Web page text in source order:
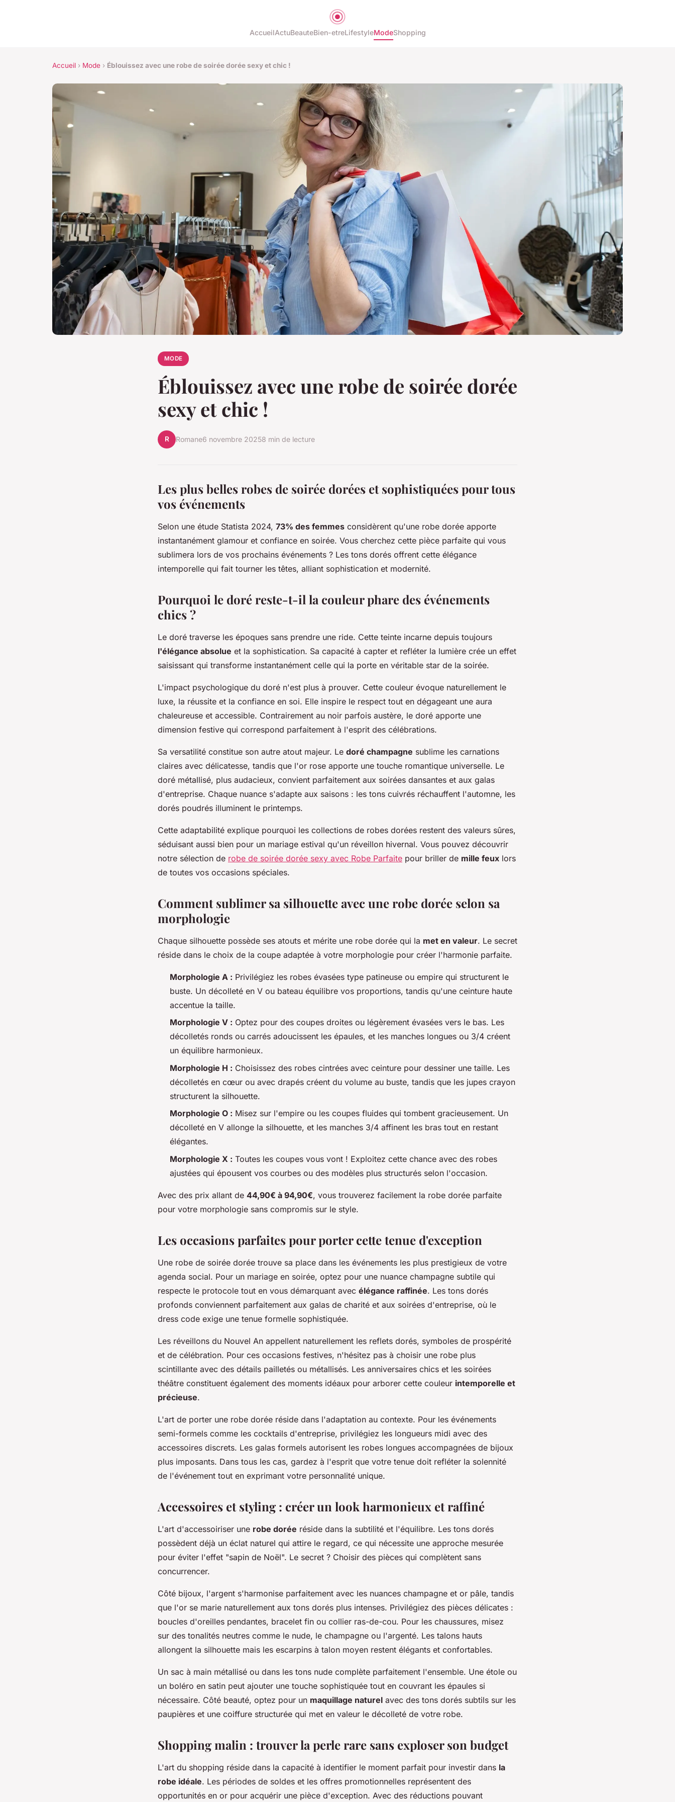
AccueilActuBeauteBien-etreLifestyleModeShopping
Accueil › Mode › Éblouissez avec une robe de soirée dorée sexy et chic !
MODE
Éblouissez avec une robe de soirée dorée
sexy et chic !
R Romane6 novembre 20258 min de lecture
Les plus belles robes de soirée dorées et sophistiquées pour tous
vos événements
Selon une étude Statista 2024, 73% des femmes considèrent qu'une robe dorée apporte
instantanément glamour et confiance en soirée. Vous cherchez cette pièce parfaite qui vous
sublimera lors de vos prochains événements ? Les tons dorés offrent cette élégance
intemporelle qui fait tourner les têtes, alliant sophistication et modernité.
Pourquoi le doré reste-t-il la couleur phare des événements
chics ?
Le doré traverse les époques sans prendre une ride. Cette teinte incarne depuis toujours
l'élégance absolue et la sophistication. Sa capacité à capter et refléter la lumière crée un effet
saisissant qui transforme instantanément celle qui la porte en véritable star de la soirée.
L'impact psychologique du doré n'est plus à prouver. Cette couleur évoque naturellement le
luxe, la réussite et la confiance en soi. Elle inspire le respect tout en dégageant une aura
chaleureuse et accessible. Contrairement au noir parfois austère, le doré apporte une
dimension festive qui correspond parfaitement à l'esprit des célébrations.
Sa versatilité constitue son autre atout majeur. Le doré champagne sublime les carnations
claires avec délicatesse, tandis que l'or rose apporte une touche romantique universelle. Le
doré métallisé, plus audacieux, convient parfaitement aux soirées dansantes et aux galas
d'entreprise. Chaque nuance s'adapte aux saisons : les tons cuivrés réchauffent l'automne, les
dorés poudrés illuminent le printemps.
Cette adaptabilité explique pourquoi les collections de robes dorées restent des valeurs sûres,
séduisant aussi bien pour un mariage estival qu'un réveillon hivernal. Vous pouvez découvrir
notre sélection de robe de soirée dorée sexy avec Robe Parfaite pour briller de mille feux lors
de toutes vos occasions spéciales.
Comment sublimer sa silhouette avec une robe dorée selon sa
morphologie
Chaque silhouette possède ses atouts et mérite une robe dorée qui la met en valeur. Le secret
réside dans le choix de la coupe adaptée à votre morphologie pour créer l'harmonie parfaite.
Morphologie A : Privilégiez les robes évasées type patineuse ou empire qui structurent le
buste. Un décolleté en V ou bateau équilibre vos proportions, tandis qu'une ceinture haute
accentue la taille.
Morphologie V : Optez pour des coupes droites ou légèrement évasées vers le bas. Les
décolletés ronds ou carrés adoucissent les épaules, et les manches longues ou 3/4 créent
un équilibre harmonieux.
Morphologie H : Choisissez des robes cintrées avec ceinture pour dessiner une taille. Les
décolletés en cœur ou avec drapés créent du volume au buste, tandis que les jupes crayon
structurent la silhouette.
Morphologie O : Misez sur l'empire ou les coupes fluides qui tombent gracieusement. Un
décolleté en V allonge la silhouette, et les manches 3/4 affinent les bras tout en restant
élégantes.
Morphologie X : Toutes les coupes vous vont ! Exploitez cette chance avec des robes
ajustées qui épousent vos courbes ou des modèles plus structurés selon l'occasion.
Avec des prix allant de 44,90€ à 94,90€, vous trouverez facilement la robe dorée parfaite
pour votre morphologie sans compromis sur le style.
Les occasions parfaites pour porter cette tenue d'exception
Une robe de soirée dorée trouve sa place dans les événements les plus prestigieux de votre
agenda social. Pour un mariage en soirée, optez pour une nuance champagne subtile qui
respecte le protocole tout en vous démarquant avec élégance raffinée. Les tons dorés
profonds conviennent parfaitement aux galas de charité et aux soirées d'entreprise, où le
dress code exige une tenue formelle sophistiquée.
Les réveillons du Nouvel An appellent naturellement les reflets dorés, symboles de prospérité
et de célébration. Pour ces occasions festives, n'hésitez pas à choisir une robe plus
scintillante avec des détails pailletés ou métallisés. Les anniversaires chics et les soirées
théâtre constituent également des moments idéaux pour arborer cette couleur intemporelle et
précieuse.
L'art de porter une robe dorée réside dans l'adaptation au contexte. Pour les événements
semi-formels comme les cocktails d'entreprise, privilégiez les longueurs midi avec des
accessoires discrets. Les galas formels autorisent les robes longues accompagnées de bijoux
plus imposants. Dans tous les cas, gardez à l'esprit que votre tenue doit refléter la solennité
de l'événement tout en exprimant votre personnalité unique.
Accessoires et styling : créer un look harmonieux et raffiné
L'art d'accessoiriser une robe dorée réside dans la subtilité et l'équilibre. Les tons dorés
possèdent déjà un éclat naturel qui attire le regard, ce qui nécessite une approche mesurée
pour éviter l'effet "sapin de Noël". Le secret ? Choisir des pièces qui complètent sans
concurrencer.
Côté bijoux, l'argent s'harmonise parfaitement avec les nuances champagne et or pâle, tandis
que l'or se marie naturellement aux tons dorés plus intenses. Privilégiez des pièces délicates :
boucles d'oreilles pendantes, bracelet fin ou collier ras-de-cou. Pour les chaussures, misez
sur des tonalités neutres comme le nude, le champagne ou l'argenté. Les talons hauts
allongent la silhouette mais les escarpins à talon moyen restent élégants et confortables.
Un sac à main métallisé ou dans les tons nude complète parfaitement l'ensemble. Une étole ou
un boléro en satin peut ajouter une touche sophistiquée tout en couvrant les épaules si
nécessaire. Côté beauté, optez pour un maquillage naturel avec des tons dorés subtils sur les
paupières et une coiffure structurée qui met en valeur le décolleté de votre robe.
Shopping malin : trouver la perle rare sans exploser son budget
L'art du shopping réside dans la capacité à identifier le moment parfait pour investir dans la
robe idéale. Les périodes de soldes et les offres promotionnelles représentent des
opportunités en or pour acquérir une pièce d'exception. Avec des réductions pouvant